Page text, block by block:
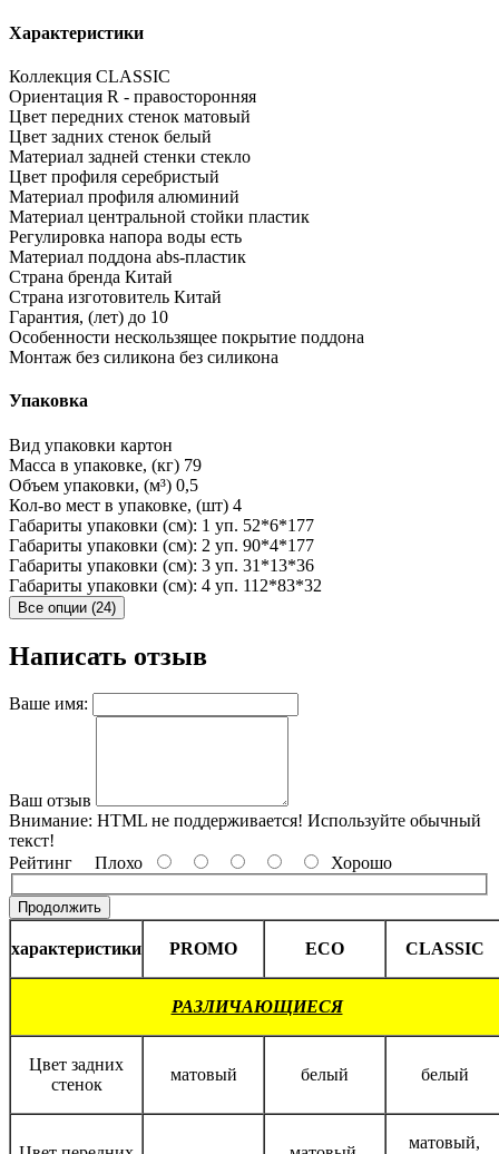
Характеристики
Коллекция CLASSIC
Ориентация R - правосторонняя
Цвет передних стенок матовый
Цвет задних стенок белый
Материал задней стенки стекло
Цвет профиля серебристый
Материал профиля алюминий
Материал центральной стойки пластик
Регулировка напора воды есть
Материал поддона abs-пластик
Страна бренда Китай
Страна изготовитель Китай
Гарантия, (лет) до 10
Особенности нескользящее покрытие поддона
Монтаж без силикона без силикона
Упаковка
Вид упаковки картон
Масса в упаковке, (кг) 79
Объем упаковки, (м³) 0,5
Кол-во мест в упаковке, (шт) 4
Габариты упаковки (см): 1 уп. 52*6*177
Габариты упаковки (см): 2 уп. 90*4*177
Габариты упаковки (см): 3 уп. 31*13*36
Габариты упаковки (см): 4 уп. 112*83*32
Все опции (24)
Написать отзыв
Ваше имя:
Ваш отзыв
Внимание: HTML не поддерживается! Используйте обычный
текст!
Рейтинг Плохо Хорошо
Продолжить
характеристики PROMO ECO CLASSIC
РАЗЛИЧАЮЩИЕСЯ
Цвет задних
стенок
матовый белый белый
матовый,